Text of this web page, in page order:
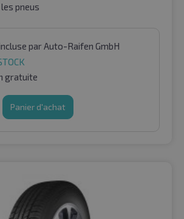
pneus
par Auto-Raifen GmbH
gratuite
Panier d'achat